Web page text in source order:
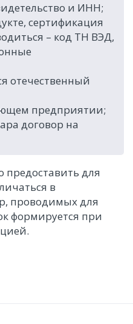
и ИНН;
сертификация
– код ТН ВЭД,
отечественный
предприятии;
договор на
предоставить для
в
проводимых для
формируется при